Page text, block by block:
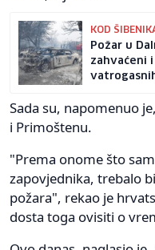
KOD
Požar u
zahvaćeni
Sada su, napomenuo
i Primoštenu.
"Prema onome što
zapovjednika, trebalo
požara", rekao je
dosta toga ovisiti o